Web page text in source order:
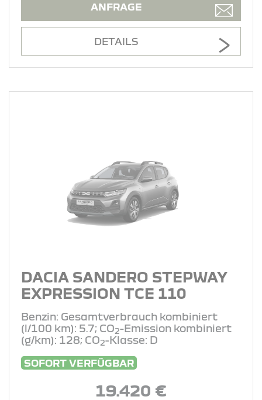
ANFRAGE
DETAILS
DACIA SANDERO STEPWAY
EXPRESSION TCE 110
Benzin: Gesamtverbrauch kombiniert
(l/100 km): 5.7; CO2-Emission kombiniert
(g/km): 128; CO2-Klasse: D
SOFORT VERFÜGBAR
19.420 €